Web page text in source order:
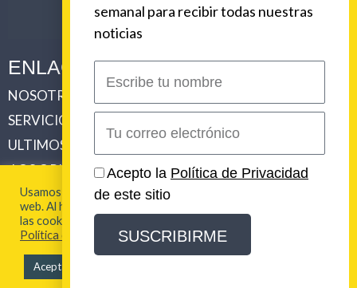
ENLACES CORPORATIVOS
NOSOTROS
SERVICIOS
ULTIMOS TRABAJOS
LOS ORIGENES DE URBAN BEAT
CONTACTO
2026 Urban Beat Contenidos
Usamos cookies para brindarte la mejor experiencia en esta
web. Al hacer clic en "Aceptar todo", acepta el uso de TODAS
las cookies. Para más información visita nuestra
Política de Cookies
Aceptar todo
semanal para recibir todas nuestras
noticias
nombre
electrónico
Acepto la Política de Privacidad
de este sitio
SUSCRIBIRME